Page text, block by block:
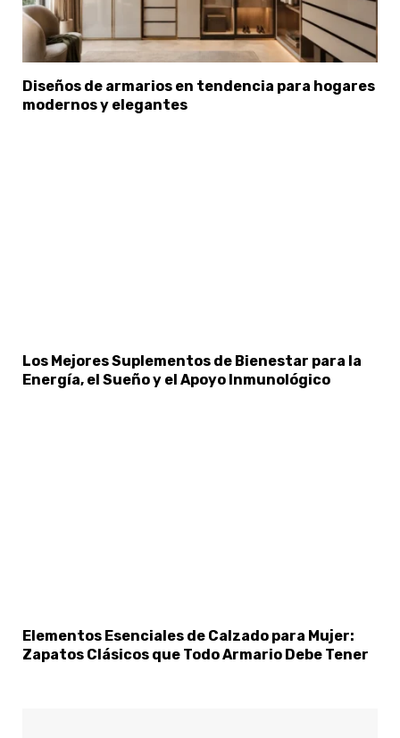
Diseños de armarios en tendencia para hogares
modernos y elegantes
Los Mejores Suplementos de Bienestar para la
Energía, el Sueño y el Apoyo Inmunológico
Elementos Esenciales de Calzado para Mujer:
Zapatos Clásicos que Todo Armario Debe Tener